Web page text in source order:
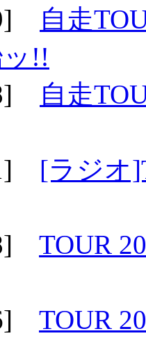
自走
!!
自走
[ラジオ
TOUR
TOUR